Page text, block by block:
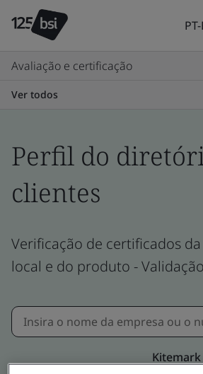
Avaliação e certificação
Ver todos
Perfil do
clientes
Verificação de certificados
local e do produto -